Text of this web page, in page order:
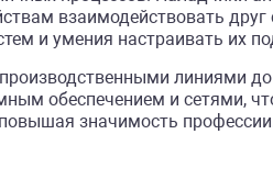
взаимодействовать друг
и умения настраивать их
линиями
обеспечением и сетями,
значимость